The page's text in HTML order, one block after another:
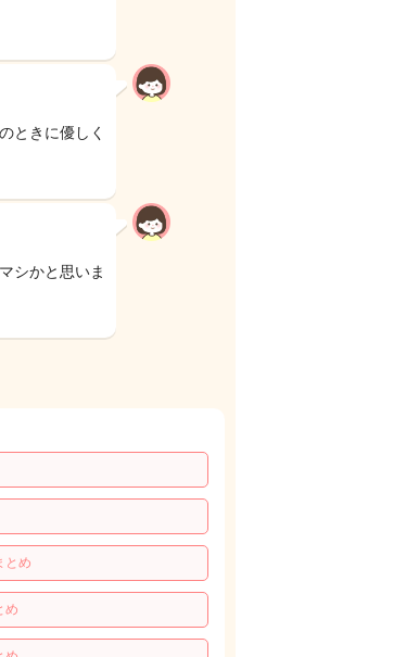
ときに優しく
シかと思いま
とめ
め